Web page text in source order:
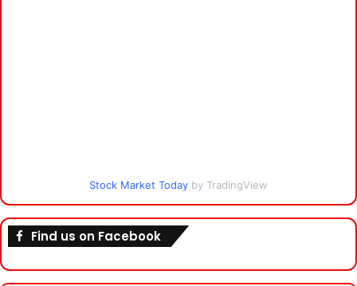
Stock Market Today by TradingView
Find us on Facebook